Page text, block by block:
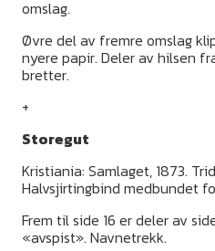
omslag.
Øvre del av fremre omslag
nyere papir. Deler av hilsen
bretter.
+
Storegut
Kristiania: Samlaget, 1873.
Halvsjirtingbind medbundet
Frem til side 16 er deler av
«avspist». Navnetrekk.